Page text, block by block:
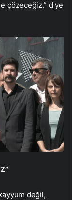
çözeceğiz.” diye
değil,